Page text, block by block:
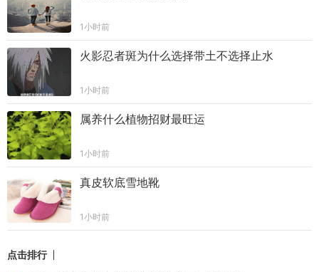
1小时前
火影忍者斑为什么选择带土不选择止水
1小时前
属养什么植物招财最旺运
1小时前
真皮软底雪地靴
1小时前
点击排行